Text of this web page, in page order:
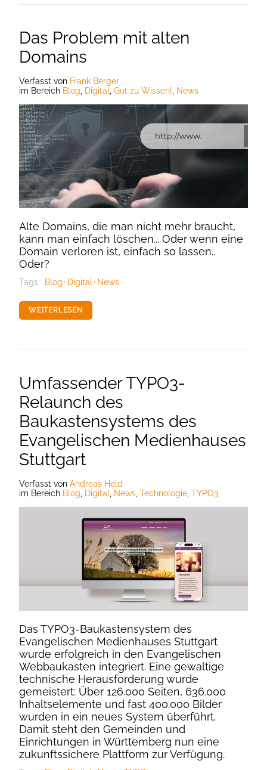
Das Problem mit alten
Domains
Verfasst von Frank Berger
im Bereich Blog Digital Gut zu Wissen! News
Alte Domains, die man nicht mehr braucht,
kann man einfach löschen... Oder wenn eine
Domain verloren ist, einfach so lassen..
Oder?
Tags: Blog Digital News
WEITERLESEN
Umfassender TYPO3-
Relaunch des
Baukastensystems des
Evangelischen Medienhauses
Stuttgart
Verfasst von Andreas Held
im Bereich Blog Digital News Technologie TYPO3
Das TYPO3-Baukastensystem des
Evangelischen Medienhauses Stuttgart
wurde erfolgreich in den Evangelischen
Webbaukasten integriert. Eine gewaltige
technische Herausforderung wurde
gemeistert: Über 126.000 Seiten, 636.000
Inhaltselemente und fast 400.000 Bilder
wurden in ein neues System überführt.
Damit steht den Gemeinden und
Einrichtungen in Württemberg nun eine
zukunftssichere Plattform zur Verfügung.